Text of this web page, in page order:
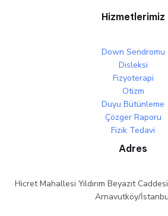
Hizmetlerimiz
Down Sendromu
Disleksi
Fizyoterapi
Otizm
Duyu Bütünleme
Çözger Raporu
Fizik Tedavi
Adres
Hicret Mahallesi Yıldırım Beyazıt
Arnavutköy/